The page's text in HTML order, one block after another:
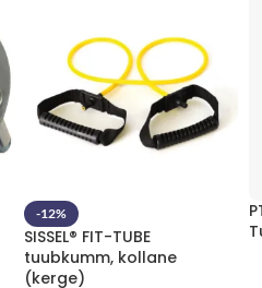
-12%
SISSEL® FIT-TUBE
tuubkumm, kollane
(kerge)